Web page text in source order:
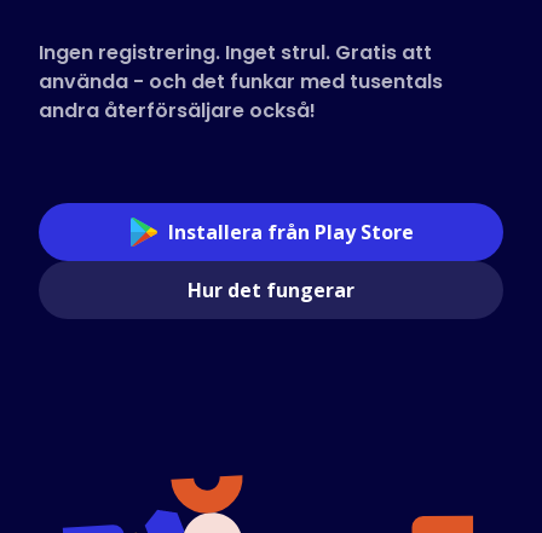
Ingen registrering. Inget strul. Gratis att
använda - och det funkar med tusentals
andra återförsäljare också!
Installera från Play Store
Hur det fungerar